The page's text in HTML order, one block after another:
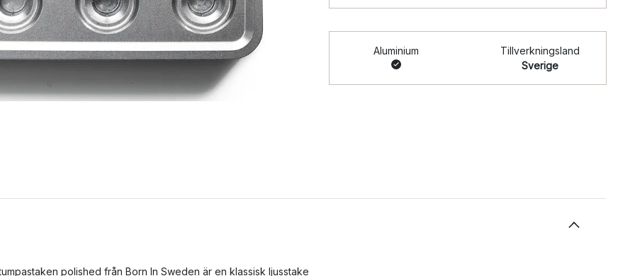
Aluminium
Tillverkningsland
Sverige
polished från Born In Sweden är en klassisk ljusstake